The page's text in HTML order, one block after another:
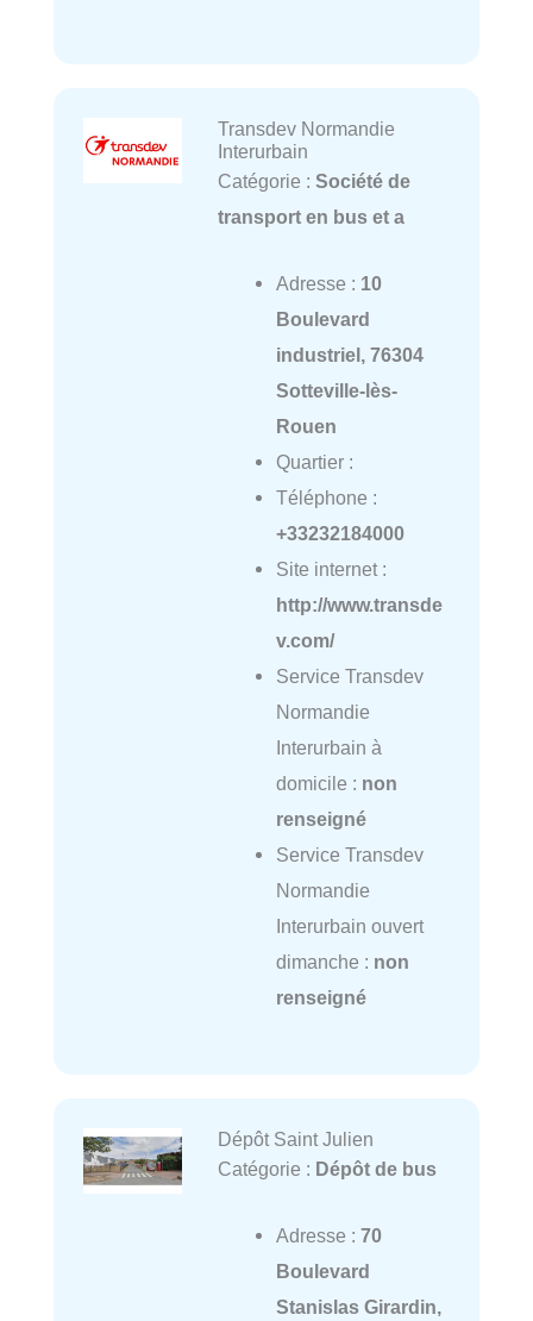
Transdev Normandie
Interurbain
Catégorie : Société de
transport en bus et a
Adresse : 10
Boulevard
industriel, 76304
Sotteville-lès-
Rouen
Quartier :
Téléphone :
+33232184000
Site internet :
http://www.transde
v.com/
Service Transdev
Normandie
Interurbain à
domicile : non
renseigné
Service Transdev
Normandie
Interurbain ouvert
dimanche : non
renseigné
Dépôt Saint Julien
Catégorie : Dépôt de bus
Adresse : 70
Boulevard
Stanislas Girardin,